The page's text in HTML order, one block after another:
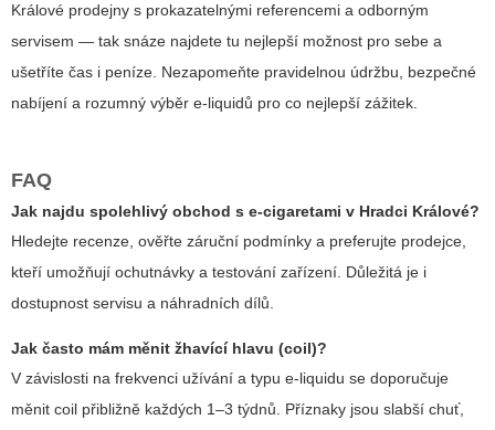
Králové prodejny s prokazatelnými referencemi a odborným
servisem — tak snáze najdete tu nejlepší možnost pro sebe a
ušetříte čas i peníze. Nezapomeňte pravidelnou údržbu, bezpečné
nabíjení a rozumný výběr e-liquidů pro co nejlepší zážitek.
FAQ
Jak najdu spolehlivý obchod s e-cigaretami v Hradci Králové?
Hledejte recenze, ověřte záruční podmínky a preferujte prodejce,
kteří umožňují ochutnávky a testování zařízení. Důležitá je i
dostupnost servisu a náhradních dílů.
Jak často mám měnit žhavící hlavu (coil)?
V závislosti na frekvenci užívání a typu e-liquidu se doporučuje
měnit coil přibližně každých 1–3 týdnů. Příznaky jsou slabší chuť,